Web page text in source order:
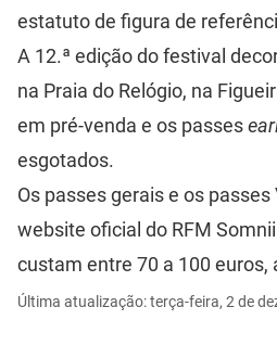
estatuto de figura de
A 12.ª edição do festival
na Praia do Relógio, na
em pré-venda e os passes
esgotados.
Os passes gerais e os
website oficial do RFM
custam entre 70 a 100 euros,
Última atualização: terça-feira, 2 de